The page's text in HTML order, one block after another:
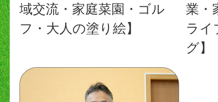
域交流・家庭菜園・ゴル
フ・大人の塗り絵】
業・
ライ
グ】